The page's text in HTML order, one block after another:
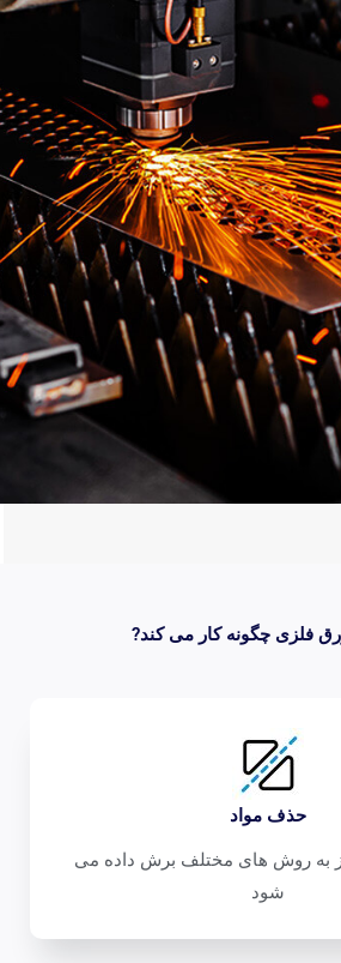
چگونه کار می کند?
حذف مواد
روش های مختلف برش داده می